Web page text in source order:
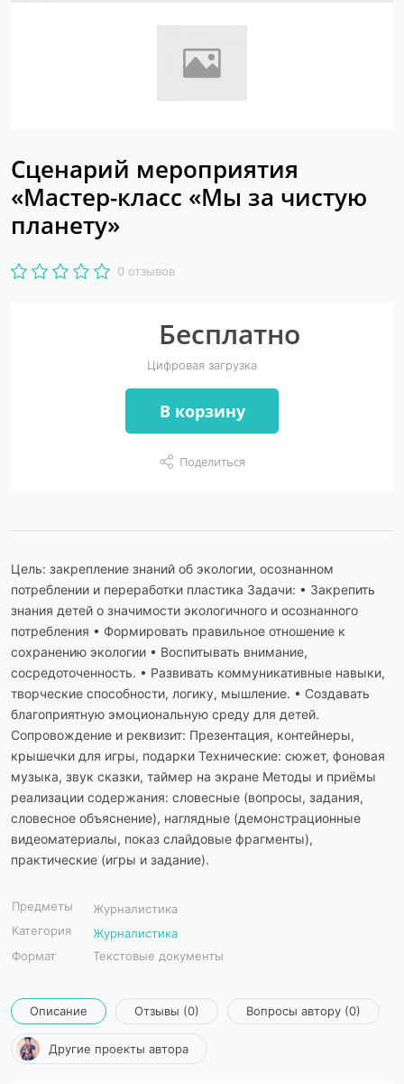
Сценарий мероприятия
«Мастер-класс «Мы за чистую
планету»
0 отзывов
Бесплатно
Цифровая загрузка
В корзину
Поделиться
Цель: закрепление знаний об экологии, осознанном
потреблении и переработки пластика Задачи: • Закрепить
знания детей о значимости экологичного и осознанного
потребления • Формировать правильное отношение к
сохранению экологии • Воспитывать внимание,
сосредоточенность. • Развивать коммуникативные навыки,
творческие способности, логику, мышление. • Создавать
благоприятную эмоциональную среду для детей.
Сопровождение и реквизит: Презентация, контейнеры,
крышечки для игры, подарки Технические: сюжет, фоновая
музыка, звук сказки, таймер на экране Методы и приёмы
реализации содержания: словесные (вопросы, задания,
словесное объяснение), наглядные (демонстрационные
видеоматериалы, показ слайдовые фрагменты),
практические (игры и задание).
Предметы
Журналистика
Категория
Журналистика
Формат
Текстовые документы
Описание Отзывы (0) Вопросы автору (0)
Другие проекты автора